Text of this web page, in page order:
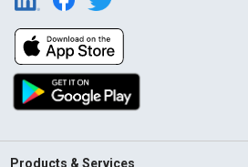
Products & Services